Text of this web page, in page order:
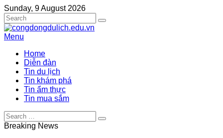
Sunday, 9 August 2026
Menu
Home
Diễn đàn
Tin du lịch
Tin khám phá
Tin ẩm thực
Tin mua sắm
Breaking News